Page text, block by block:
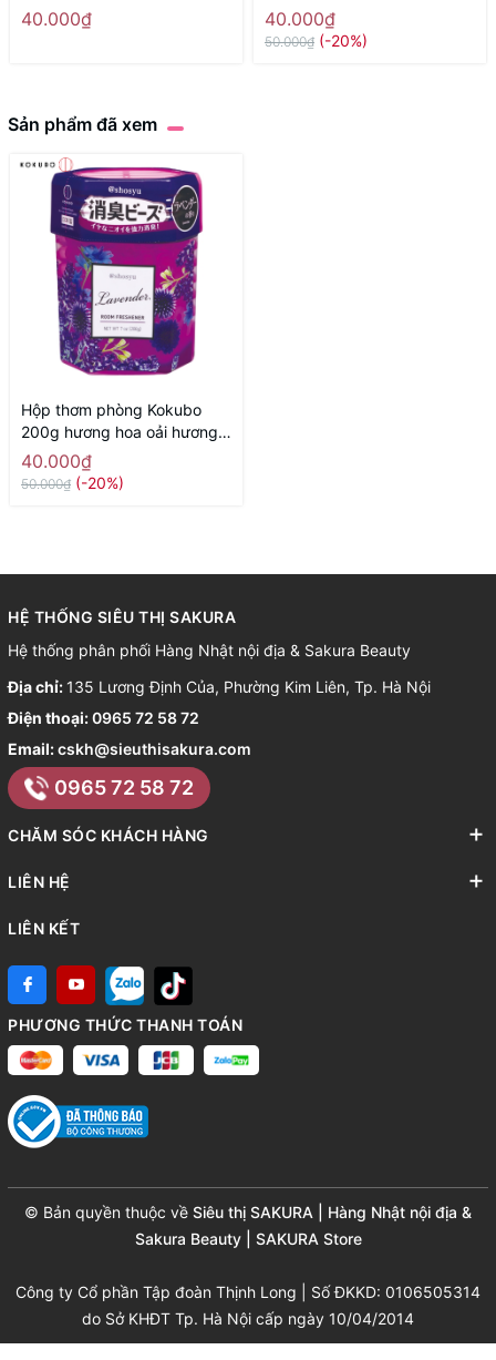
nội địa
40.000₫
Hàng Nhật nội địa
40.000₫
50.000₫ (-20%)
Sản phẩm đã xem
Hộp thơm phòng Kokubo
200g hương hoa oải hương -
Hàng Nhật nội địa
40.000₫
50.000₫ (-20%)
HỆ THỐNG SIÊU THỊ SAKURA
Hệ thống phân phối Hàng Nhật nội địa & Sakura Beauty
Địa chỉ: 135 Lương Định Của, Phường Kim Liên, Tp. Hà Nội
Điện thoại:0965 72 58 72
Email:cskh@sieuthisakura.com
0965 72 58 72
CHĂM SÓC KHÁCH HÀNG
LIÊN HỆ
LIÊN KẾT
PHƯƠNG THỨC THANH TOÁN
© Bản quyền thuộc về Siêu thị SAKURA | Hàng Nhật nội địa &
Sakura Beauty | SAKURA Store
Công ty Cổ phần Tập đoàn Thịnh Long | Số ĐKKD: 0106505314
do Sở KHĐT Tp. Hà Nội cấp ngày 10/04/2014